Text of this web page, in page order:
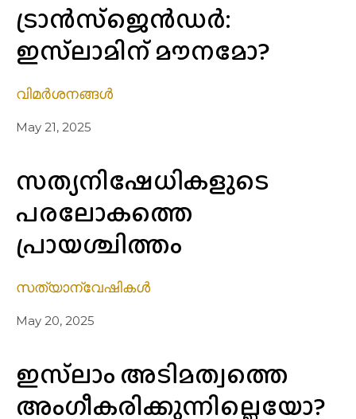
ട്രാന്‍സ്ജെന്‍ഡര്‍:
ഇസ്‌ലാമിന് മൗനമോ?
വിമർശനങ്ങൾ
May 21, 2025
സത്യനിഷേധികളുടെ
പരലോകത്തെ
പ്രായശ്ചിത്തം
സത്യാന്വേഷികൾ
May 20, 2025
ഇസ്‌ലാം അടിമത്വത്തെ
അംഗീകരിക്കുന്നില്ലെയോ?